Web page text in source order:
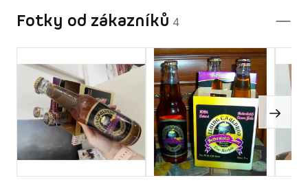
Fotky od zákazníků 4